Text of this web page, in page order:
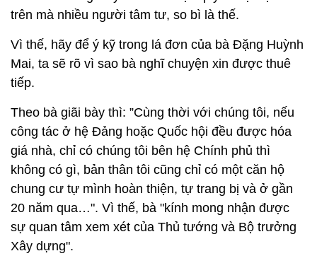
trên mà nhiều người tâm tư, so bì là thế.
Vì thế, hãy để ý kỹ trong lá đơn của bà Đặng Huỳnh
Mai, ta sẽ rõ vì sao bà nghĩ chuyện xin được thuê
tiếp.
Theo bà giãi bày thì: ”Cùng thời với chúng tôi, nếu
công tác ở hệ Đảng hoặc Quốc hội đều được hóa
giá nhà, chỉ có chúng tôi bên hệ Chính phủ thì
không có gì, bản thân tôi cũng chỉ có một căn hộ
chung cư tự mình hoàn thiện, tự trang bị và ở gần
20 năm qua…". Vì thế, bà "kính mong nhận được
sự quan tâm xem xét của Thủ tướng và Bộ trưởng
Xây dựng".